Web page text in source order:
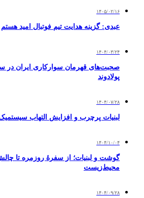
۱۴۰۵/۰۲/۱۶
عبدی: گزینه هدایت تیم فوتبال امید هستم
۱۴۰۴/۰۳/۲۴
صحبت‌های قهرمان سوارکاری ایران
پولادوند
۱۴۰۴/۰۷/۲۸
لبنیات پرچرب و افزایش التهاب
۱۴۰۴/۱۰/۰۴
گوشت و لبنیات؛ از سفره‌ٔ روزمره تا
محیط‌زیست
۱۴۰۴/۰۹/۲۸